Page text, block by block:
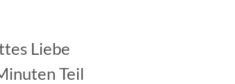
Liebe
Teil